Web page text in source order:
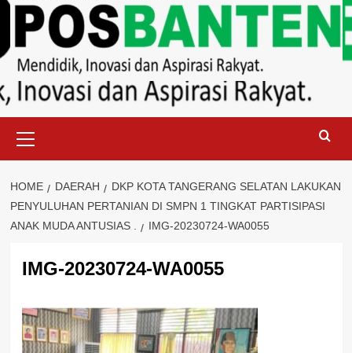
Menu
HOME DAERAH
DKP KOTA TANGERANG SELATAN LAKUKAN
PENYULUHAN PERTANIAN DI SMPN 1 TINGKAT PARTISIPASI
ANAK MUDA ANTUSIAS .
IMG-20230724-WA0055
IMG-20230724-WA0055